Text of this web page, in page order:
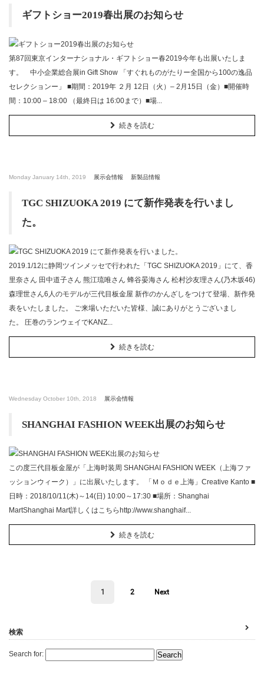
ギフトショー2019春出展のお知らせ
第87回東京インターナショナル・ギフトショー春2019今年も出展いたしま
す。 中小企業総合展in Gift Show 「すぐれものがたりー全国から100の逸品
セレクションー」 ■期間：2019年 ２月 12日（火）– 2月15日（金）■開催時
間：10:00 – 18:00 （最終日は 16:00まで）■場...
続きを読む
Monday January 14th, 2019 展示会情報 新製品情報
TGC SHIZUOKA 2019 にて新作発表を行いまし
た。
2019.1/12に静岡ツインメッセで行われた「TGC SHIZUOKA 2019」にて、香
里奈さん 田中道子さん 熊江琉唯さん 蜂谷晏海さん 松村沙友理さん(乃木坂46)
森理世さん6人のモデルが三代目板金屋 新作のかんざしをつけて登場、新作発
表をいたしました。 ご来場いただいた皆様、誠にありがとうございまし
た。 圧巻のランウェイでKANZ...
続きを読む
Wednesday October 10th, 2018 展示会情報
SHANGHAI FASHION WEEK出展のお知らせ
この度三代目板金屋が「上海时装周 SHANGHAI FASHION WEEK（上海ファ
ッションウィーク）」に出展いたします。 「Ｍｏｄｅ上海」Creative Kanto ■
日時：2018/10/11(木)～14(日) 10:00～17:30 ■場所：Shanghai
MartShanghai Mart詳しくはこちらhttp://www.shanghaif...
続きを読む
1 2 Next
検索
Search for: